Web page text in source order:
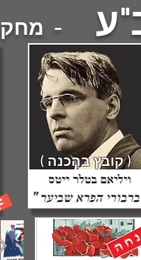
-
( קובץ בהכנה )